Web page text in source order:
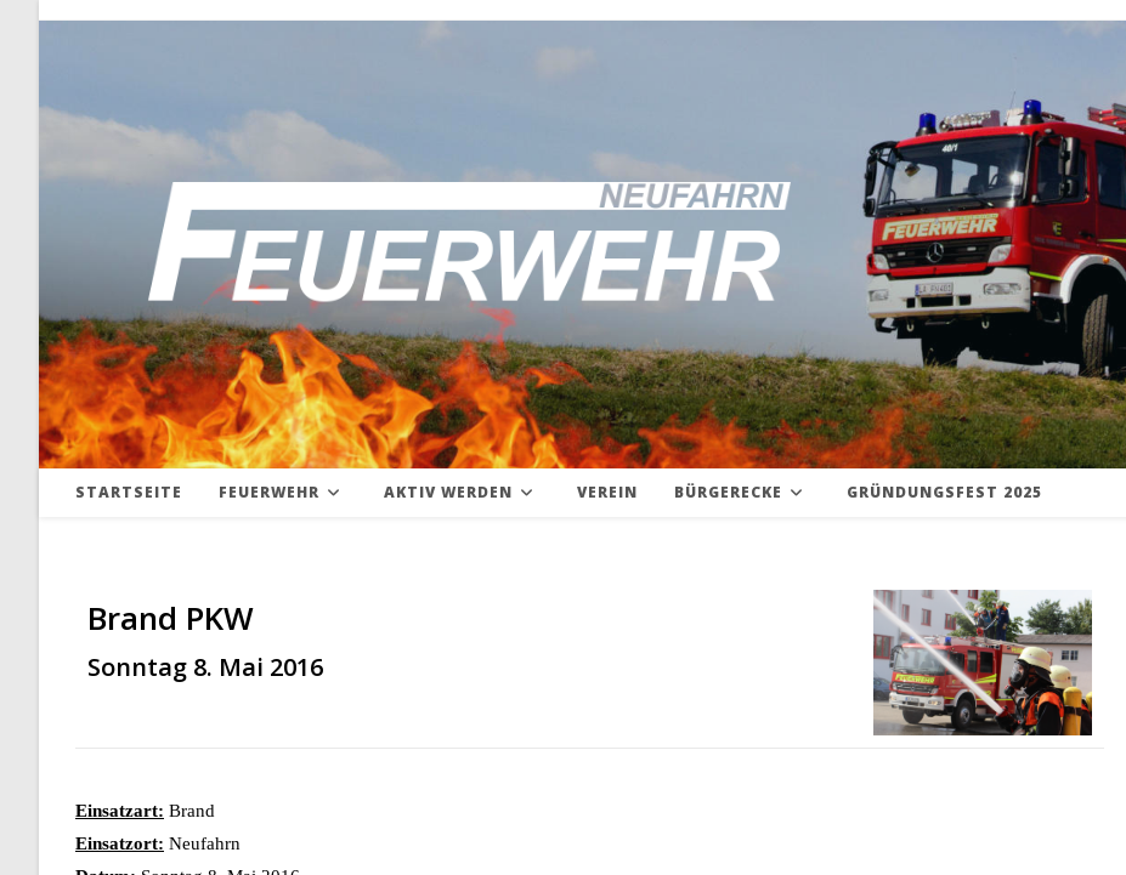
STARTSEITE FEUERWEHR AKTIV WERDEN VEREIN BÜRGERECKE GRÜNDUNGSFEST 2025
Brand PKW
Sonntag 8. Mai 2016
Einsatzart: Brand
Einsatzort: Neufahrn